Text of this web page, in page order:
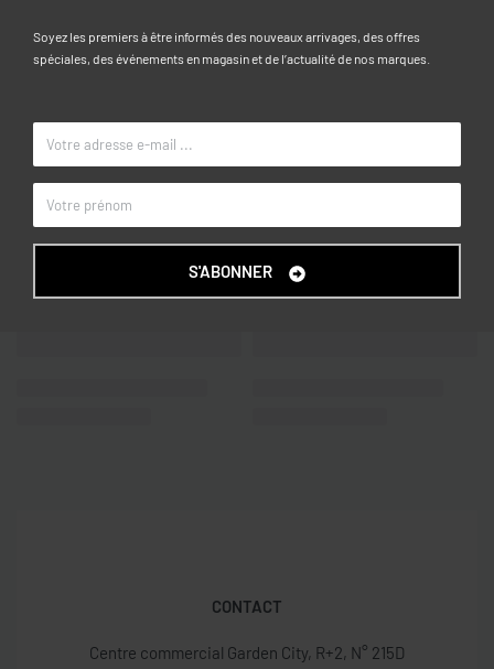
TAILLE 3-4, 4-5, 5-6, 6-7, 7-8
COULEUR Bleu royal
CONTACT
Centre commercial Garden City, R+2, N° 215D
Soyez les premiers à être informés des nouveaux arrivages, des offres
spéciales, des événements en magasin et de l’actualité de nos marques.
S'ABONNER